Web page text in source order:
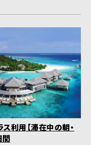
利用【滞在中の朝・
間